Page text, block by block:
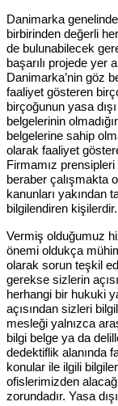
Danimarka
birbirinden değerli
de bulunabilecek
başarılı projede yer
Danimarka’nin göz
faaliyet gösteren
birçoğunun yasa
belgelerinin
belgelerine sahip
olarak faaliyet
Firmamız
beraber çalışmakta
kanunları yakından
bilgilendiren kişilerdir.
Vermiş olduğumuz
önemi oldukça
olarak sorun teşkil
gerekse sizlerin
herhangi bir hukuki
açısından sizleri
mesleği yalnızca
bilgi belge ya da
dedektiflik alanında
konular ile ilgili
ofislerimizden
zorundadır. Yasa